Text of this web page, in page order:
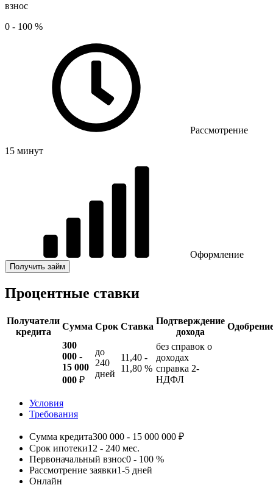
взнос
0 - 100 %
Рассмотрение
15 минут
Оформление
Получить займ
Процентные ставки
Получатели
кредита
Сумма Срок Ставка
Подтверждение
дохода
300
000 -
15 000
000 ₽
до
240
дней
11,40 -
11,80 %
без справок о
доходах
справка 2-
НДФЛ
Условия
Требования
Сумма кредита300 000 - 15 000 000 ₽
Срок ипотеки12 - 240 мес.
Первоначальный взнос0 - 100 %
Рассмотрение заявки1-5 дней
Онлайн